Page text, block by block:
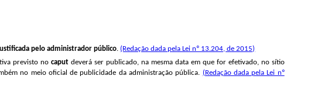
pelo administrador público. (Redação dada pela Lei nº 13.204, de 2015)
previsto nocaputdeverá ser publicado, na mesma data em que for efetivado, no sítio
no meio oficial de publicidade da administração pública. (Redação dada pela Lei nº